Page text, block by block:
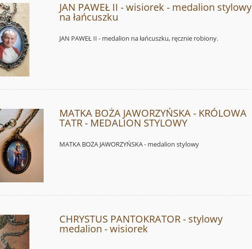
JAN PAWEŁ II - wisiorek - medalion stylowy
na łańcuszku
JAN PAWEŁ II - medalion na łańcuszku, ręcznie robiony.
MATKA BOŻA JAWORZYŃSKA - KRÓLOWA
TATR - MEDALION STYLOWY
MATKA BOŻA JAWORZYŃSKA - medalion stylowy
CHRYSTUS PANTOKRATOR - stylowy
medalion - wisiorek